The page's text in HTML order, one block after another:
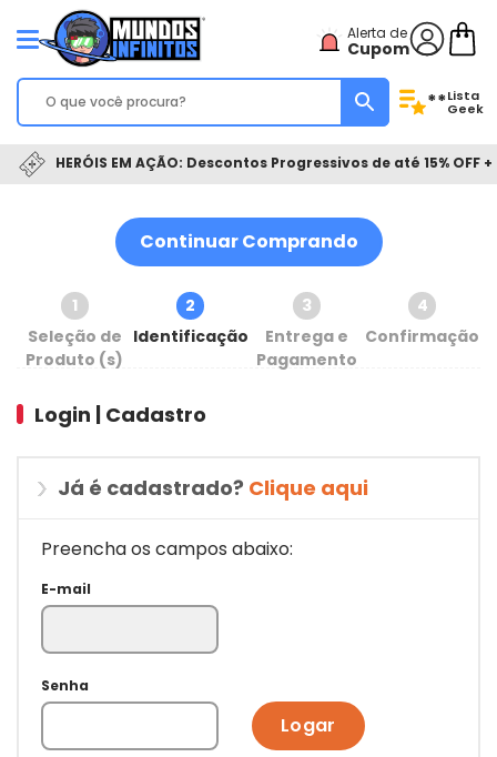
Alerta de
Cupom
**Lista
Geek
HERÓIS EM AÇÃO: Descontos Progressivos de até 15% OFF
Continuar Comprando
1
Seleção de
Produto (s)
2
Identificação
3
Entrega e
Pagamento
4
Confirmação
Login | Cadastro
Já é cadastrado? Clique aqui
Preencha os campos abaixo:
E-mail
Senha
Logar